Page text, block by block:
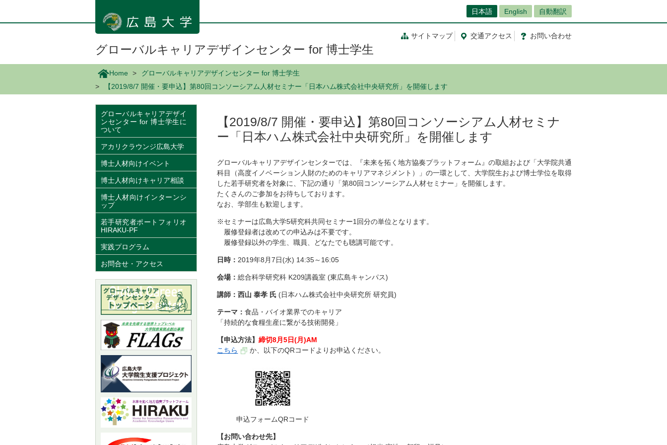
ン
日本語 English 自動翻訳
サイトマップ 交通アクセス お問い合わせ
グローバルキャリアデザインセンター for 博士学生
Home
グローバルキャリアデザインセンター for 博士学生
【2019/8/7 開催・要申込】第80回コンソーシアム人材セミナー「日本ハム株式会社中央研究所」を開催します
【2019/8/7 開催・要申込】第80回コンソーシアム人材セミナ
ー「日本ハム株式会社中央研究所」を開催します
グローバルキャリアデザインセンターでは、『未来を拓く地方協奏プラットフォーム』の取組および「大学院共通
科目（高度イノベーション人財のためのキャリアマネジメント）」の一環として、大学院生および博士学位を取得
した若手研究者を対象に、下記の通り「第80回コンソーシアム人材セミナー」を開催します。
たくさんのご参加をお待ちしております。
なお、学部生も歓迎します。
※セミナーは広島大学5研究科共同セミナー1回分の単位となります。
履修登録者は改めての申込みは不要です。
履修登録以外の学生、職員、どなたでも聴講可能です。
日時： 2019年8月7日(水) 14:35～16:05
会場：総合科学研究科 K209講義室 (東広島キャンパス)
講師：西山 泰孝 氏 (日本ハム株式会社中央研究所 研究員)
テーマ：食品・バイオ業界でのキャリア
「持続的な食糧生産に繋がる技術開発」
【申込方法】締切8月5日(月)AM
こちら
か、以下のQRコードよりお申込ください。
申込フォームQRコード
【お問い合わせ先】
グローバルキャリアデザイ
ンセンター for 博士学生に
ついて
アカリクラウンジ広島大学
博士人材向けイベント
博士人材向けキャリア相談
博士人材向けインターンシ
ップ
若手研究者ポートフォリオ
HIRAKU-PF
実践プログラム
お問合せ・アクセス